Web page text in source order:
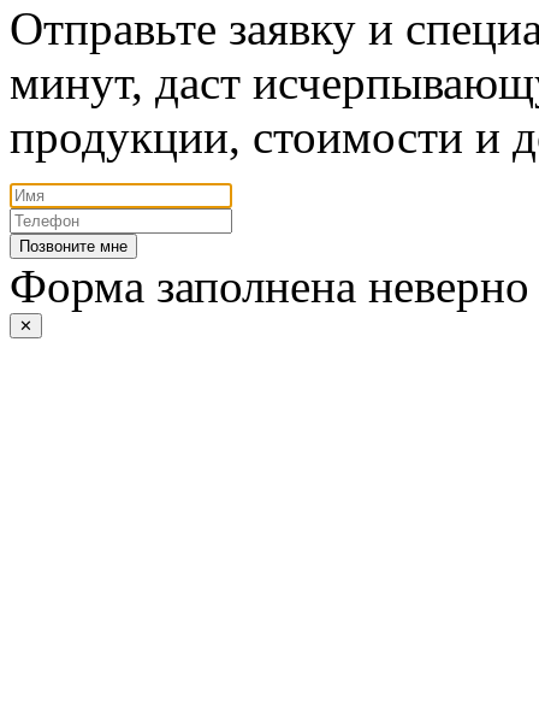
Отправьте заявку и
минут, даст
продукции, стоимости и
Позвоните мне
Форма заполнена неверно
✕